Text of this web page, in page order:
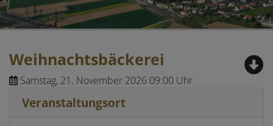
Weihnachtsbäckerei
Samstag, 21. November 2026 09:00 Uhr
Veranstaltungsort